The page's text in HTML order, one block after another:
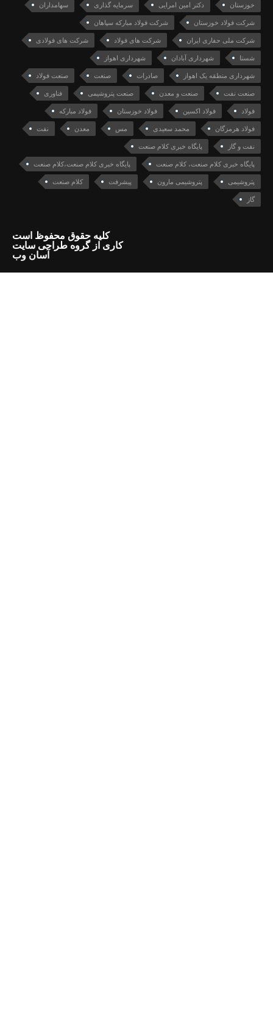
خوزستان دکتر امین امرایی سرمایه گذاری سهامداران
شرکت فولاد خوزستان شرکت فولاد مبارکه سپاهان
شرکت ملی حفاری ایران شرکت های فولاد شرکت های فولادی
شستا شهرداری آبادان شهرداری اهواز
شهرداری منطقه یک اهواز صادرات صنعت صنعت فولاد
صنعت نفت صنعت و معدن صنعت پتروشیمی فناوری
فولاد فولاد اکسین فولاد خوزستان فولاد مبارکه
فولاد هرمزگان محمد سعیدی مس معدن نفت
نفت و گاز پایگاه خبری کلام صنعت
پایگاه خبری کلام صنعت، کلام صنعت پایگاه خبری کلام صنعت،کلام صنعت
پتروشیمی پتروشیمی مارون پیشرفت کلام صنعت
گاز
کلیه حقوق محفوظ است
کاری از گروه طراحی سایت
آسان وب